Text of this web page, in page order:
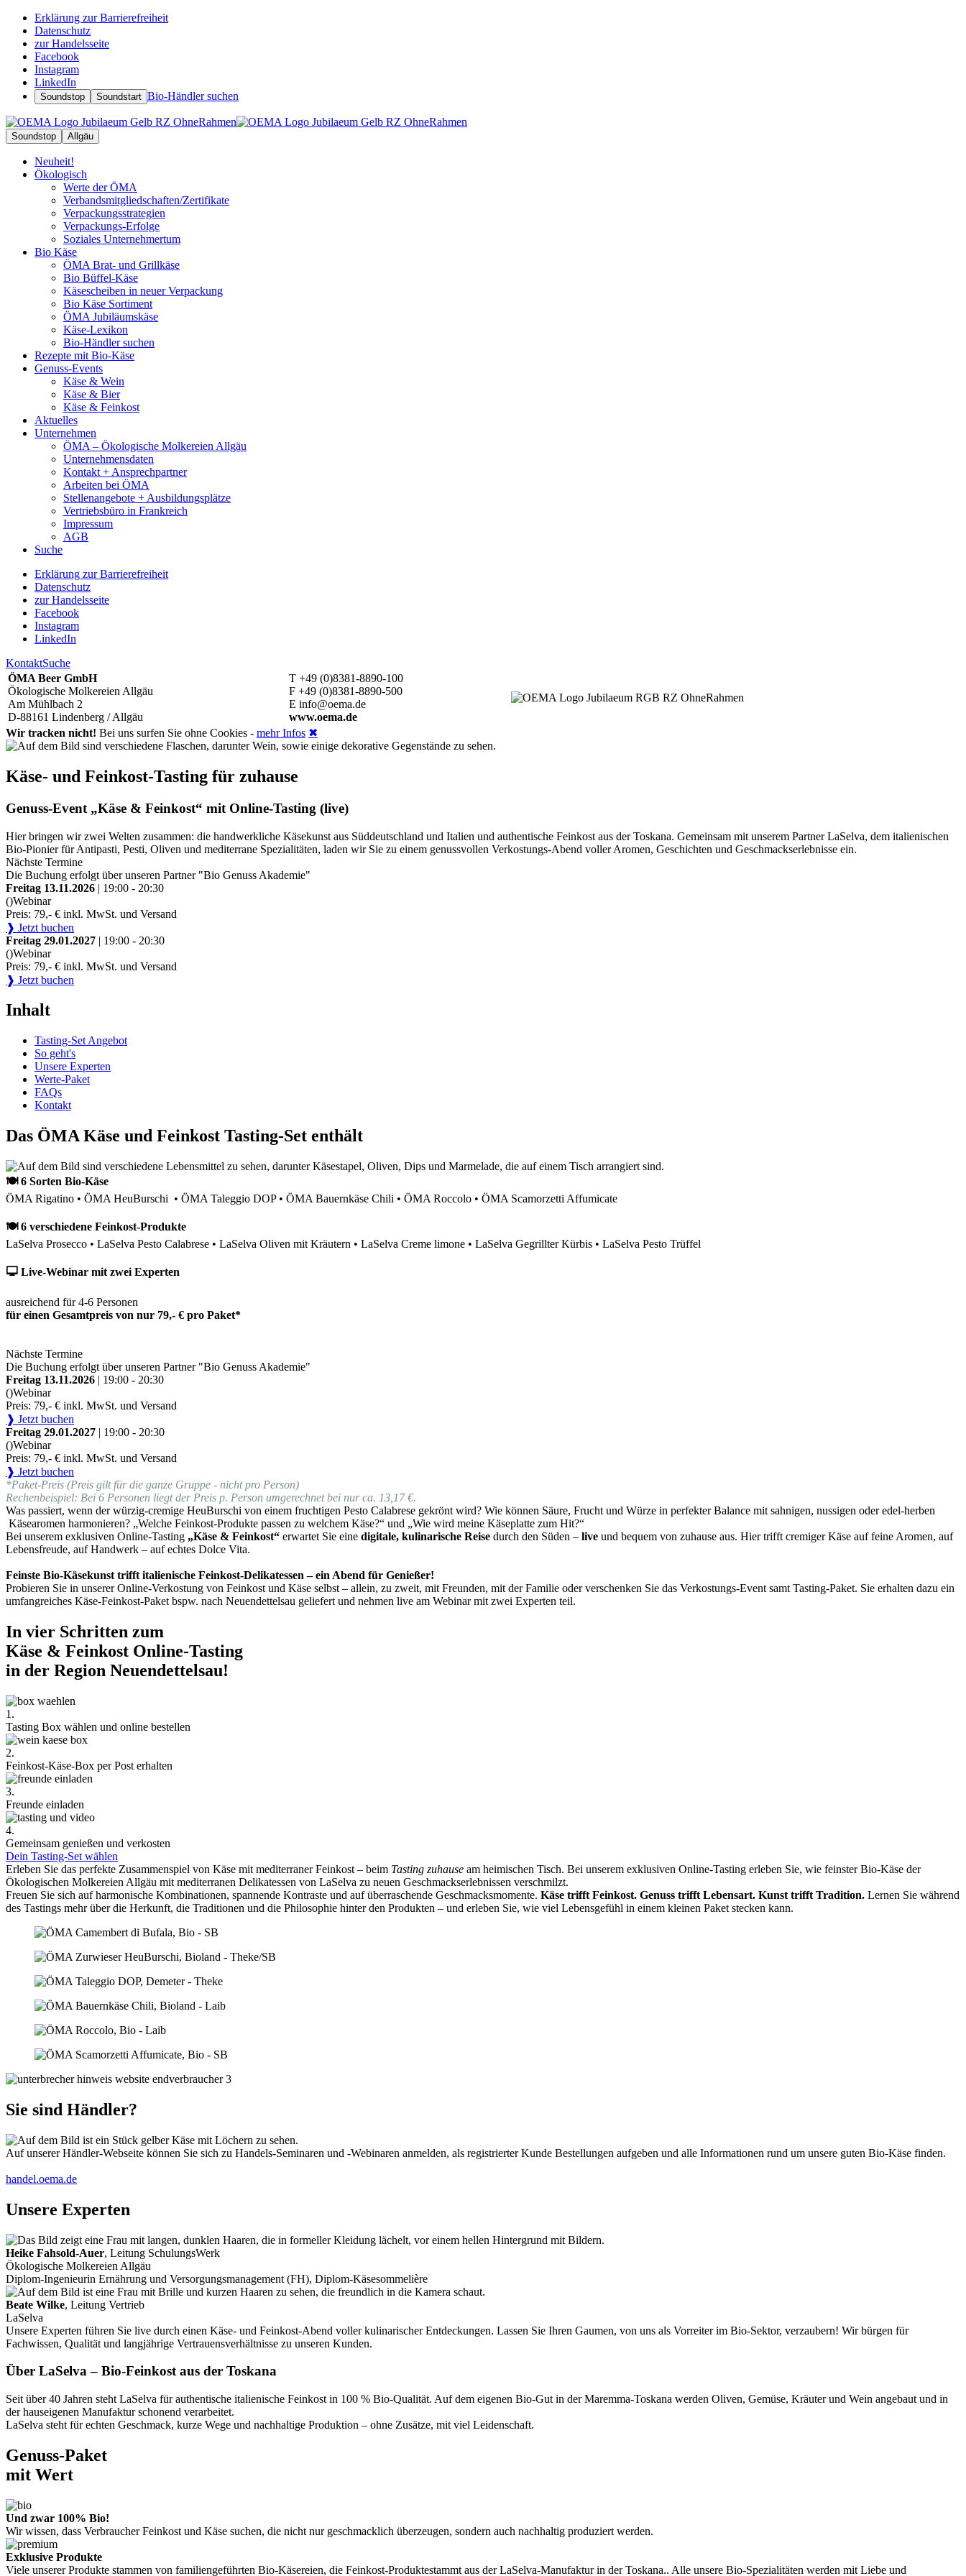
Erklärung zur Barrierefreiheit
Datenschutz
zur Handelsseite
Facebook
Instagram
LinkedIn
Soundstop Soundstart Bio-Händler suchen
Soundstop Allgäu
Neuheit!
Ökologisch
Werte der ÖMA
Verbandsmitgliedschaften/Zertifikate
Verpackungsstrategien
Verpackungs-Erfolge
Soziales Unternehmertum
Bio Käse
ÖMA Brat- und Grillkäse
Bio Büffel-Käse
Käsescheiben in neuer Verpackung
Bio Käse Sortiment
ÖMA Jubiläumskäse
Käse-Lexikon
Bio-Händler suchen
Rezepte mit Bio-Käse
Genuss-Events
Käse & Wein
Käse & Bier
Käse & Feinkost
Aktuelles
Unternehmen
ÖMA – Ökologische Molkereien Allgäu
Unternehmensdaten
Kontakt + Ansprechpartner
Arbeiten bei ÖMA
Stellenangebote + Ausbildungsplätze
Vertriebsbüro in Frankreich
Impressum
AGB
Suche
Erklärung zur Barrierefreiheit
Datenschutz
zur Handelsseite
Facebook
Instagram
LinkedIn
KontaktSuche
ÖMA Beer GmbH
Ökologische Molkereien Allgäu
Am Mühlbach 2
D-88161 Lindenberg / Allgäu
T +49 (0)8381-8890-100
F +49 (0)8381-8890-500
E info@oema.de
www.oema.de
Wir tracken nicht! Bei uns surfen Sie ohne Cookies - mehr Infos ✖
Käse- und Feinkost-Tasting für zuhause
Genuss-Event „Käse & Feinkost“ mit Online-Tasting (live)
Hier bringen wir zwei Welten zusammen: die handwerkliche Käsekunst aus Süddeutschland und Italien und authentische Feinkost aus der Toskana. Gemeinsam mit unserem Partner LaSelva, dem italienischen
Bio-Pionier für Antipasti, Pesti, Oliven und mediterrane Spezialitäten, laden wir Sie zu einem genussvollen Verkostungs-Abend voller Aromen, Geschichten und Geschmackserlebnisse ein.
Nächste Termine
Die Buchung erfolgt über unseren Partner "Bio Genuss Akademie"
Freitag 13.11.2026 | 19:00 - 20:30
()Webinar
Preis: 79,- € inkl. MwSt. und Versand
❱ Jetzt buchen
Freitag 29.01.2027 | 19:00 - 20:30
()Webinar
Preis: 79,- € inkl. MwSt. und Versand
❱ Jetzt buchen
Inhalt
Tasting-Set Angebot
So geht's
Unsere Experten
Werte-Paket
FAQs
Kontakt
Das ÖMA Käse und Feinkost Tasting-Set enthält
🍽 6 Sorten Bio-Käse
ÖMA Rigatino • ÖMA HeuBurschi • ÖMA Taleggio DOP • ÖMA Bauernkäse Chili • ÖMA Roccolo • ÖMA Scamorzetti Affumicate
🍽 6 verschiedene Feinkost-Produkte
LaSelva Prosecco • LaSelva Pesto Calabrese • LaSelva Oliven mit Kräutern • LaSelva Creme limone • LaSelva Gegrillter Kürbis • LaSelva Pesto Trüffel
🖵 Live-Webinar mit zwei Experten
ausreichend für 4-6 Personen
für einen Gesamtpreis von nur 79,- € pro Paket*
Nächste Termine
Die Buchung erfolgt über unseren Partner "Bio Genuss Akademie"
Freitag 13.11.2026 | 19:00 - 20:30
()Webinar
Preis: 79,- € inkl. MwSt. und Versand
❱ Jetzt buchen
Freitag 29.01.2027 | 19:00 - 20:30
()Webinar
Preis: 79,- € inkl. MwSt. und Versand
❱ Jetzt buchen
*Paket-Preis (Preis gilt für die ganze Gruppe - nicht pro Person)
Rechenbeispiel: Bei 6 Personen liegt der Preis p. Person umgerechnet bei nur ca. 13,17 €.
Was passiert, wenn der würzig-cremige HeuBurschi von einem fruchtigen Pesto Calabrese gekrönt wird? Wie können Säure, Frucht und Würze in perfekter Balance mit sahnigen, nussigen oder edel-herben
Käsearomen harmonieren? „Welche Feinkost-Produkte passen zu welchem Käse?“ und „Wie wird meine Käseplatte zum Hit?“
Bei unserem exklusiven Online-Tasting „Käse & Feinkost“ erwartet Sie eine digitale, kulinarische Reise durch den Süden – live und bequem von zuhause aus. Hier trifft cremiger Käse auf feine Aromen, auf
Lebensfreude, auf Handwerk – auf echtes Dolce Vita.
Feinste Bio-Käsekunst trifft italienische Feinkost-Delikatessen – ein Abend für Genießer!
Probieren Sie in unserer Online-Verkostung von Feinkost und Käse selbst – allein, zu zweit, mit Freunden, mit der Familie oder verschenken Sie das Verkostungs-Event samt Tasting-Paket. Sie erhalten dazu ein
umfangreiches Käse-Feinkost-Paket bspw. nach Neuendettelsau geliefert und nehmen live am Webinar mit zwei Experten teil.
In vier Schritten zum
Käse & Feinkost Online-Tasting
in der Region Neuendettelsau!
1.
Tasting Box wählen und online bestellen
2.
Feinkost-Käse-Box per Post erhalten
3.
Freunde einladen
4.
Gemeinsam genießen und verkosten
Dein Tasting-Set wählen
Erleben Sie das perfekte Zusammenspiel von Käse mit mediterraner Feinkost – beim Tasting zuhause am heimischen Tisch. Bei unserem exklusiven Online-Tasting erleben Sie, wie feinster Bio-Käse der
Ökologischen Molkereien Allgäu mit mediterranen Delikatessen von LaSelva zu neuen Geschmackserlebnissen verschmilzt.
Freuen Sie sich auf harmonische Kombinationen, spannende Kontraste und auf überraschende Geschmacksmomente. Käse trifft Feinkost. Genuss trifft Lebensart. Kunst trifft Tradition. Lernen Sie während
des Tastings mehr über die Herkunft, die Traditionen und die Philosophie hinter den Produkten – und erleben Sie, wie viel Lebensgefühl in einem kleinen Paket stecken kann.
Sie sind Händler?
Auf unserer Händler-Webseite können Sie sich zu Handels-Seminaren und -Webinaren anmelden, als registrierter Kunde Bestellungen aufgeben und alle Informationen rund um unsere guten Bio-Käse finden.
handel.oema.de
Unsere Experten
Heike Fahsold-Auer, Leitung SchulungsWerk
Ökologische Molkereien Allgäu
Diplom-Ingenieurin Ernährung und Versorgungsmanagement (FH), Diplom-Käsesommelière
Beate Wilke, Leitung Vertrieb
LaSelva
Unsere Experten führen Sie live durch einen Käse- und Feinkost-Abend voller kulinarischer Entdeckungen. Lassen Sie Ihren Gaumen, von uns als Vorreiter im Bio-Sektor, verzaubern! Wir bürgen für
Fachwissen, Qualität und langjährige Vertrauensverhältnisse zu unseren Kunden.
Über LaSelva – Bio-Feinkost aus der Toskana
Seit über 40 Jahren steht LaSelva für authentische italienische Feinkost in 100 % Bio-Qualität. Auf dem eigenen Bio-Gut in der Maremma-Toskana werden Oliven, Gemüse, Kräuter und Wein angebaut und in
der hauseigenen Manufaktur schonend verarbeitet.
LaSelva steht für echten Geschmack, kurze Wege und nachhaltige Produktion – ohne Zusätze, mit viel Leidenschaft.
Genuss-Paket
mit Wert
Und zwar 100% Bio!
Wir wissen, dass Verbraucher Feinkost und Käse suchen, die nicht nur geschmacklich überzeugen, sondern auch nachhaltig produziert werden.
Exklusive Produkte
Viele unserer Produkte stammen von familiengeführten Bio-Käsereien, die Feinkost-Produktestammt aus der LaSelva-Manufaktur in der Toskana.. Alle unsere Bio-Spezialitäten werden mit Liebe und